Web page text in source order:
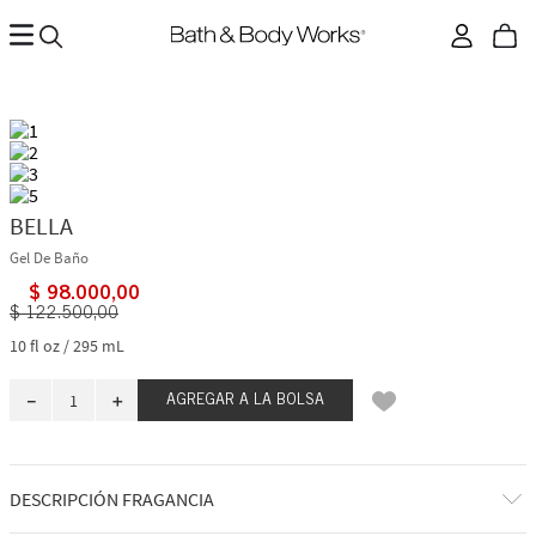
BELLA
Gel De Baño
$ 98.000,00
$ 122.500,00
10 fl oz / 295 mL
＋
－ AGREGAR A LA BOLSA
DESCRIPCIÓN FRAGANCIA